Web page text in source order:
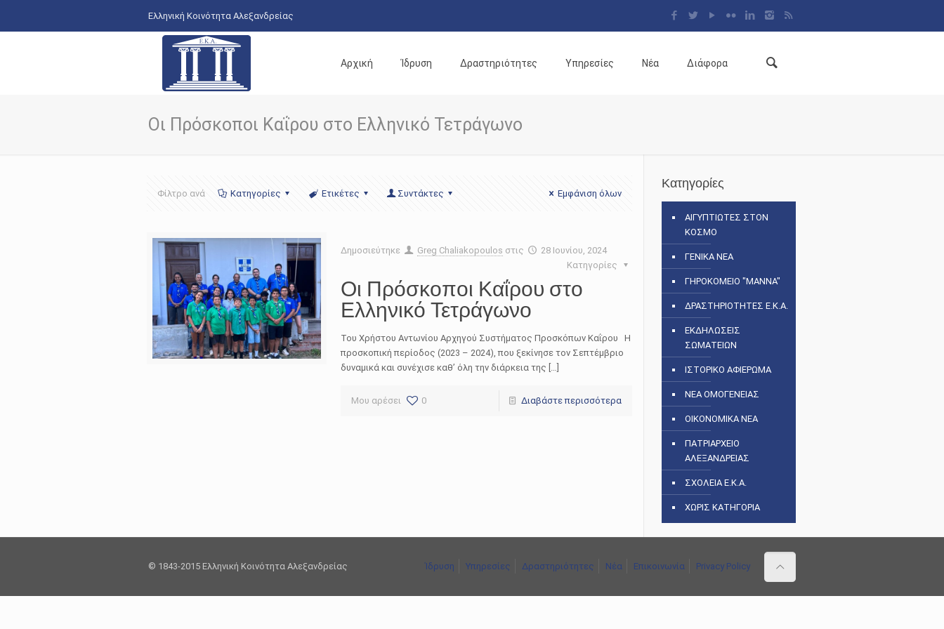
Ελληνική Κοινότητα Αλεξανδρείας
Αρχική Ίδρυση Δραστηριότητες Υπηρεσίες Νέα Διάφορα
Οι Πρόσκοποι Καΐρου στο Ελληνικό Τετράγωνο
Φίλτρο ανά Κατηγορίες Ετικέτες Συντάκτες Εμφάνιση όλων
Δημοσιεύτηκε Greg Chaliakopoulos στις
28 Ιουνίου, 2024
Κατηγορίες
Οι Πρόσκοποι Καΐρου στο
Ελληνικό Τετράγωνο
Του Χρήστου Αντωνίου Αρχηγού Συστήματος Προσκόπων Καΐρου Η
προσκοπική περίοδος (2023 – 2024), που ξεκίνησε τον Σεπτέμβριο
δυναμικά και συνέχισε καθ’ όλη την διάρκεια της […]
Μου αρέσει 0 Διαβάστε περισσότερα
Κατηγορίες
ΑΙΓΥΠΤΙΩΤΕΣ ΣΤΟΝ
ΚΟΣΜΟ
ΓΕΝΙΚΑ ΝΕΑ
ΓΗΡΟΚΟΜΕΙΟ "ΜΑΝΝΑ"
ΔΡΑΣΤΗΡΙΟΤΗΤΕΣ Ε.Κ.Α.
ΕΚΔΗΛΩΣΕΙΣ
ΣΩΜΑΤΕΙΩΝ
ΙΣΤΟΡΙΚΟ ΑΦΙΕΡΩΜΑ
ΝΕΑ ΟΜΟΓΕΝΕΙΑΣ
ΟΙΚΟΝΟΜΙΚΑ ΝΕΑ
ΠΑΤΡΙΑΡΧΕΙΟ
ΑΛΕΞΑΝΔΡΕΙΑΣ
ΣΧΟΛΕΙΑ Ε.Κ.Α.
ΧΩΡΙΣ ΚΑΤΗΓΟΡΙΑ
© 1843-2015 Ελληνική Κοινότητα Αλεξανδρείας Ίδρυση Υπηρεσίες Δραστηριότητες Νέα Επικοινωνία Privacy Policy